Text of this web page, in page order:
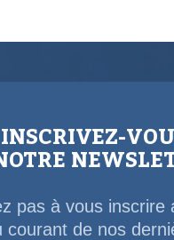
INSCRIVEZ-
pas à vous inscrire
courant de nos